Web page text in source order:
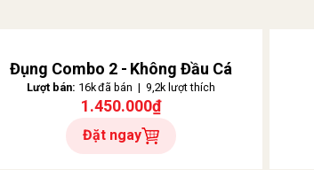
Đụng Combo 2 - Không Đầu Cá
Lượt bán: 16k đã bán | 9,2k lượt thích
1.450.000₫
Đặt ngay